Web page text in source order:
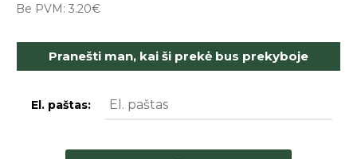
Be PVM: 3.20€
Pranešti man, kai ši prekė bus prekyboje
El. paštas: